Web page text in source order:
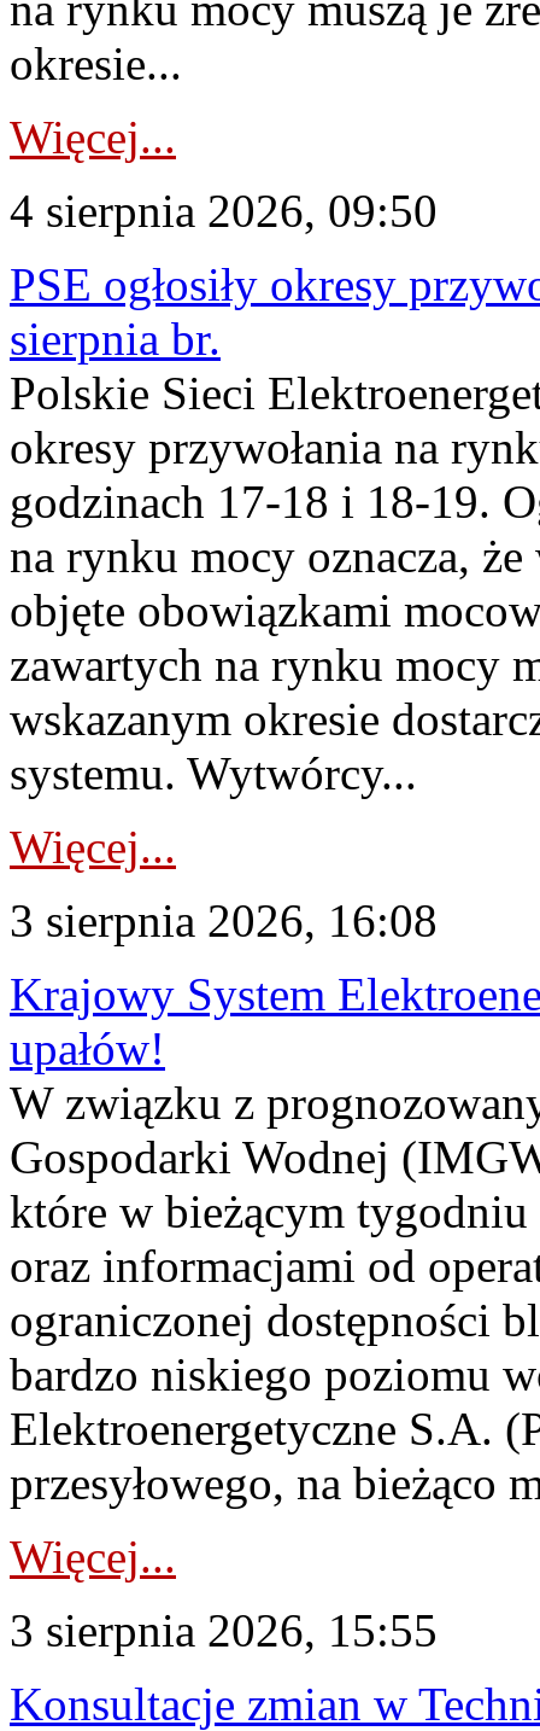
okresie...
Więcej...
4 sierpnia 2026, 09:50
PSE ogłosiły okresy
sierpnia br.
Polskie Sieci
okresy przywołania na
godzinach 17-18 i 18-19.
na rynku mocy oznacza,
objęte obowiązkami
zawartych na rynku mocy
wskazanym okresie
systemu. Wytwórcy...
Więcej...
3 sierpnia 2026, 16:08
Krajowy System
upałów!
W związku z
Gospodarki Wodnej
które w bieżącym tygodniu
oraz informacjami od
ograniczonej dostępności
bardzo niskiego poziomu
Elektroenergetyczne S.A.
przesyłowego, na bieżąco
Więcej...
3 sierpnia 2026, 15:55
Konsultacje zmian w